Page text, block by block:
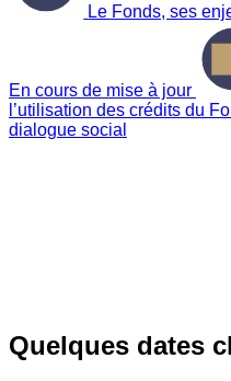
Le Fonds, ses
En cours de mise à jour
l’utilisation des crédits du
dialogue social
Quelques dates